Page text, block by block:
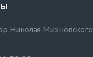
Николая